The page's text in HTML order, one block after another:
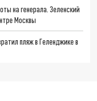
на генерала. Зеленский
Москвы
пляж в Геленджике в